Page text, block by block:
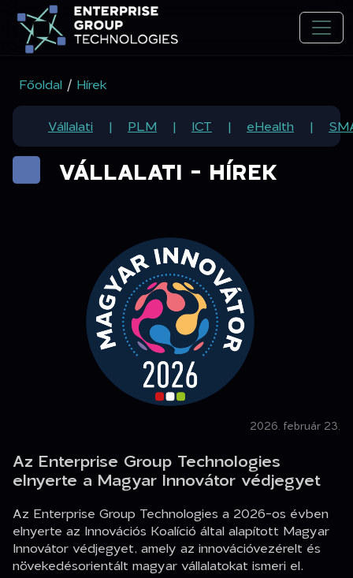
Főoldal / Hírek
Vállalati
PLM ICT eHealth
VÁLLALATI - HÍREK
2026. február 23.
Az Enterprise Group Technologies
elnyerte a Magyar Innovátor védjegyet
Az Enterprise Group Technologies a 2026-os évben
elnyerte az Innovációs Koalíció által alapított Magyar
Innovátor védjegyet, amely az innovációvezérelt és
növekedésorientált magyar vállalatokat ismeri el.